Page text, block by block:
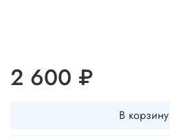
2 600 ₽
В корзину